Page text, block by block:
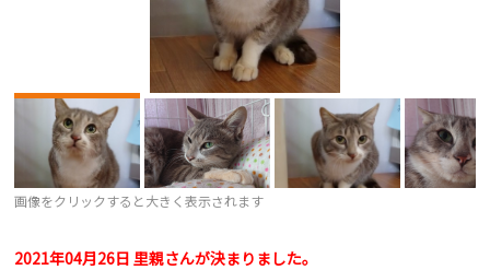
画像をクリックすると大きく表示されます
2021年04月26日 里親さんが決まりました。